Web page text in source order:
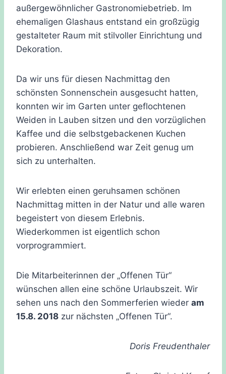
außergewöhnlicher Gastronomiebetrieb. Im
ehemaligen Glashaus entstand ein großzügig
gestalteter Raum mit stilvoller Einrichtung und
Dekoration.
Da wir uns für diesen Nachmittag den
schönsten Sonnenschein ausgesucht hatten,
konnten wir im Garten unter geflochtenen
Weiden in Lauben sitzen und den vorzüglichen
Kaffee und die selbstgebackenen Kuchen
probieren. Anschließend war Zeit genug um
sich zu unterhalten.
Wir erlebten einen geruhsamen schönen
Nachmittag mitten in der Natur und alle waren
begeistert von diesem Erlebnis.
Wiederkommen ist eigentlich schon
vorprogrammiert.
Die Mitarbeiterinnen der „Offenen Tür“
wünschen allen eine schöne Urlaubszeit. Wir
sehen uns nach den Sommerferien wieder am
15.8. 2018 zur nächsten „Offenen Tür“.
Doris Freudenthaler